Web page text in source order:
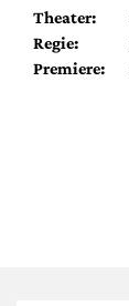
Theater:
Regie:
Premiere: